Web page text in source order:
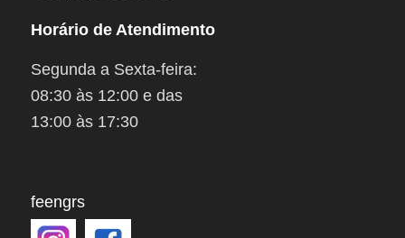
Horário de Atendimento
Segunda a Sexta-feira:
08:30 às 12:00 e das
13:00 às 17:30
feengrs